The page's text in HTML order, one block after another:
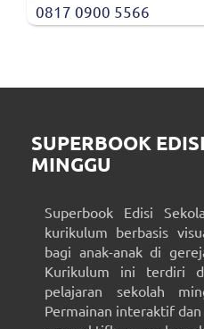
0817 0900 5566
SUPERBOOK
MINGGU
Superbook Edisi
kurikulum berbasis
bagi anak-anak di
Kurikulum ini terdiri
pelajaran sekolah
Permainan interaktif